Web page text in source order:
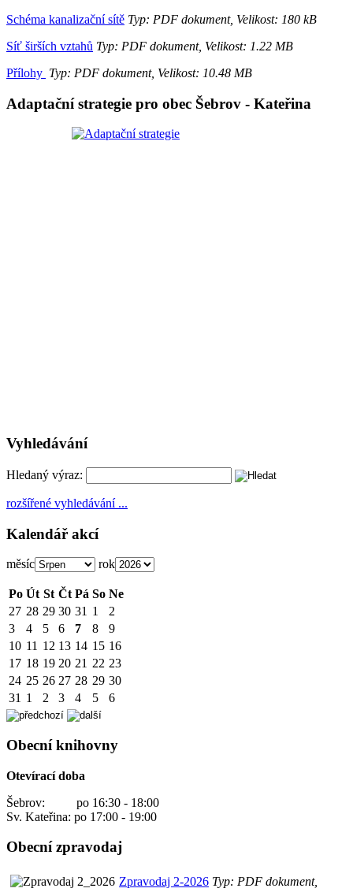
Schéma kanalizační sítě Typ: PDF dokument, Velikost: 180 kB
Síť širších vztahů Typ: PDF dokument, Velikost: 1.22 MB
Přílohy Typ: PDF dokument, Velikost: 10.48 MB
Adaptační strategie pro obec Šebrov - Kateřina
Vyhledávání
Hledaný výraz:
rozšířené vyhledávání ...
Kalendář akcí
měsíc rok
Po Út St Čt Pá So Ne
27 28 29 30 31 1
2
3
4 5 6 7 8
9
10 11 12 13 14 15 16
17 18 19 20 21 22 23
24 25 26 27 28 29 30
31 1 2 3 4 5 6
Obecní knihovny
Otevírací doba
Šebrov: po 16:30 - 18:00
Sv. Kateřina: po 17:00 - 19:00
Obecní zpravodaj
Zpravodaj 2-2026 Typ: PDF dokument,